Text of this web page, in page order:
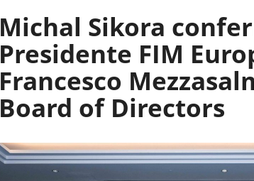
Michal Sikora
Presidente FIM
Francesco
Board of Directors